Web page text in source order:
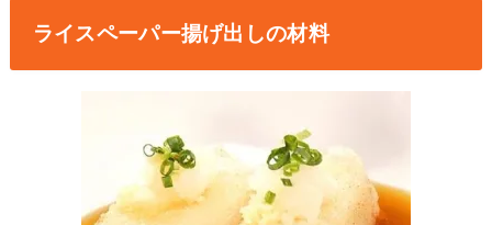
ライスペーパー揚げ出しの材料